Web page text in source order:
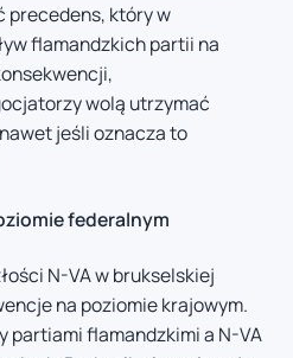
precedens, który w
flamandzkich partii na
wolą utrzymać
jeśli oznacza to
federalnym
N-VA w brukselskiej
na poziomie krajowym.
partiami flamandzkimi a N-VA